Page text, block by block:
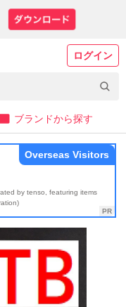
ログイン
ブランドから探す
by tenso, featuring items
Overseas Visitors